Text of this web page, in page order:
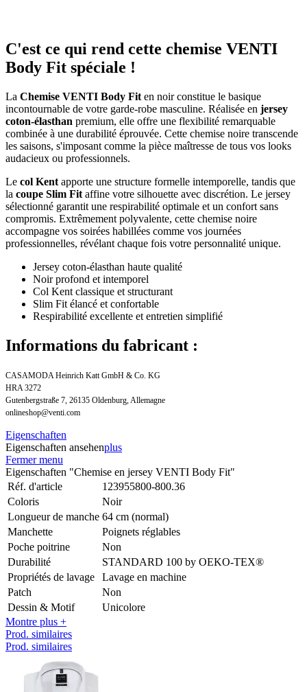
C'est ce qui rend cette chemise VENTI
Body Fit spéciale !
La Chemise VENTI Body Fit en noir constitue le basique
incontournable de votre garde-robe masculine. Réalisée en jersey
coton-élasthan premium, elle offre une flexibilité remarquable
combinée à une durabilité éprouvée. Cette chemise noire transcende
les saisons, s'imposant comme la pièce maîtresse de tous vos looks
audacieux ou professionnels.
Le col Kent apporte une structure formelle intemporelle, tandis que
la coupe Slim Fit affine votre silhouette avec discrétion. Le jersey
sélectionné garantit une respirabilité optimale et un confort sans
compromis. Extrêmement polyvalente, cette chemise noire
accompagne vos soirées habillées comme vos journées
professionnelles, révélant chaque fois votre personnalité unique.
Jersey coton-élasthan haute qualité
Noir profond et intemporel
Col Kent classique et structurant
Slim Fit élancé et confortable
Respirabilité excellente et entretien simplifié
Informations du fabricant :
CASAMODA Heinrich Katt GmbH & Co. KG
HRA 3272
Gutenbergstraße 7, 26135 Oldenburg, Allemagne
onlineshop@venti.com
Eigenschaften
Eigenschaften ansehenplus
Fermer menu
Eigenschaften "Chemise en jersey VENTI Body Fit"
Réf. d'article
123955800-800.36
Coloris
Noir
Longueur de manche 64 cm (normal)
Manchette
Poignets réglables
Poche poitrine
Non
Durabilité
STANDARD 100 by OEKO-TEX®
Propriétés de lavage
Lavage en machine
Patch
Non
Dessin & Motif
Unicolore
Montre plus +
Prod. similaires
Prod. similaires